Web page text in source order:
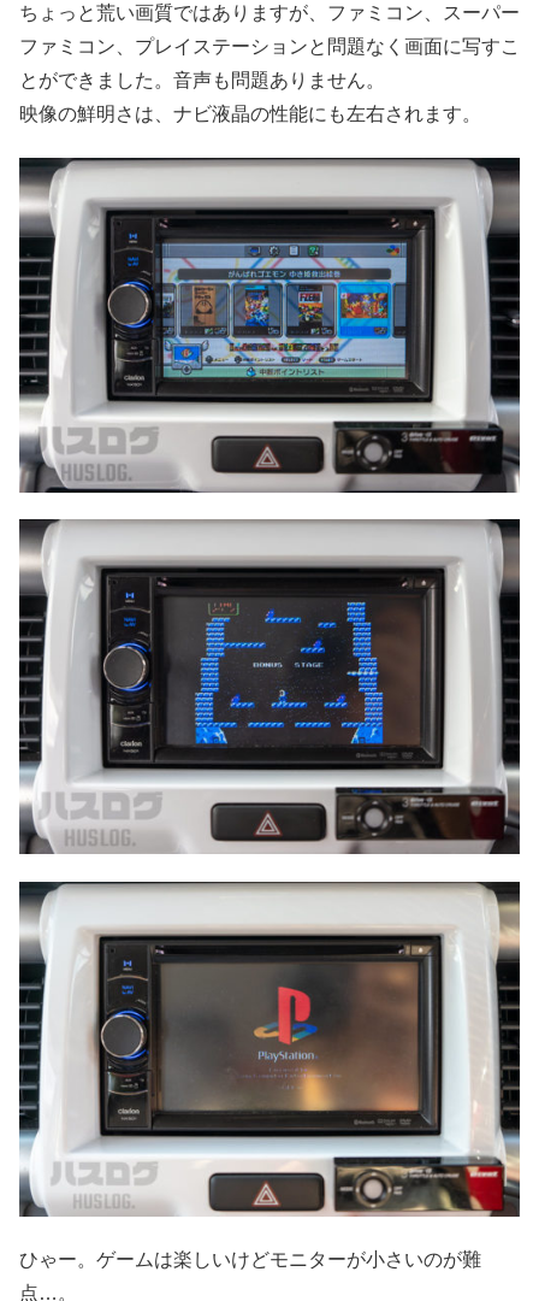
ちょっと荒い画質ではありますが、ファミコン、スーパー
ファミコン、プレイステーションと問題なく画面に写すこ
とができました。音声も問題ありません。
映像の鮮明さは、ナビ液晶の性能にも左右されます。
ひゃー。ゲームは楽しいけどモニターが小さいのが難
点…。